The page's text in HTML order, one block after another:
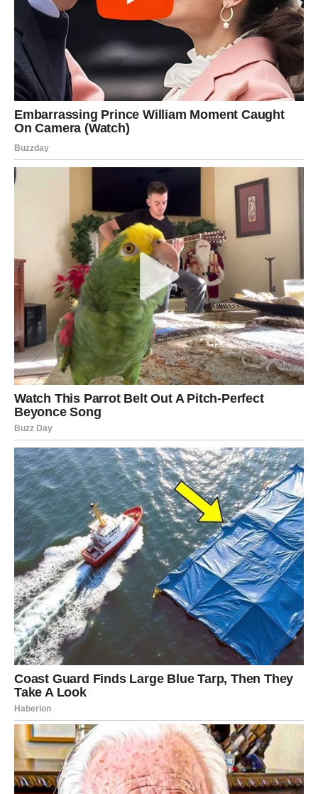
dana sam shvatila: “Nema više! Vaše tijelo nije kontejner za
smeće.” U potrazi za rješenjem, potražio sam vodstvo
nutricionista koji je ispravio sve moje pogrešne korake u
prehrani, što me navelo da usvojim režim zdrave prehrane.
Sada se često prepuštam konzumaciji hranjivih lisnatih zelenih
salata, koje su mi postale drage, uz prebranicu, kisele
krastavce i bezmesni podvarak. Zahvaljujući ovoj renoviranoj
dijeti uspjela sam skinuti 10 kilograma u roku od dva mjeseca,
navodi Jelena. Jelena svoj dan obično započinje doručkom
koji se sastoji od žitarica. Što se tiče podnevnih i večernjih
obroka, preferira konzumaciju povrća i salata. Ujutro nakon
ustajanja, moj tipični doručak sastoji se od zobene kaše u
kombinaciji s chia sjemenkama ili slanih muffina s tikvicama.
Prelazimo na vrijeme ručka, moj uobičajeni obrok sastoji se od
mješavine graška ili mahuna popraćenih raznim povrćem, uz
dodatak nezaobilaznih posnih srdela. Kako se dan bliži kraju,
moja večera je relativno lagana, često se sastoji od potaža od
povrća ili salate od kupusa, tikvica, mrkve i cikle”, otkrila je
pjevačica.